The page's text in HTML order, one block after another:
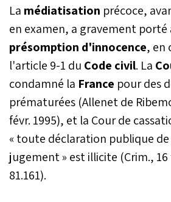
La médiatisation précoce,
en examen, a gravement
présomption d'innocence, en
l'article 9-1 du Code civil. La
condamné la France pour des
prématurées (Allenet de
févr. 1995), et la Cour de
« toute déclaration publique
jugement » est illicite (Crim., 16
81.161).